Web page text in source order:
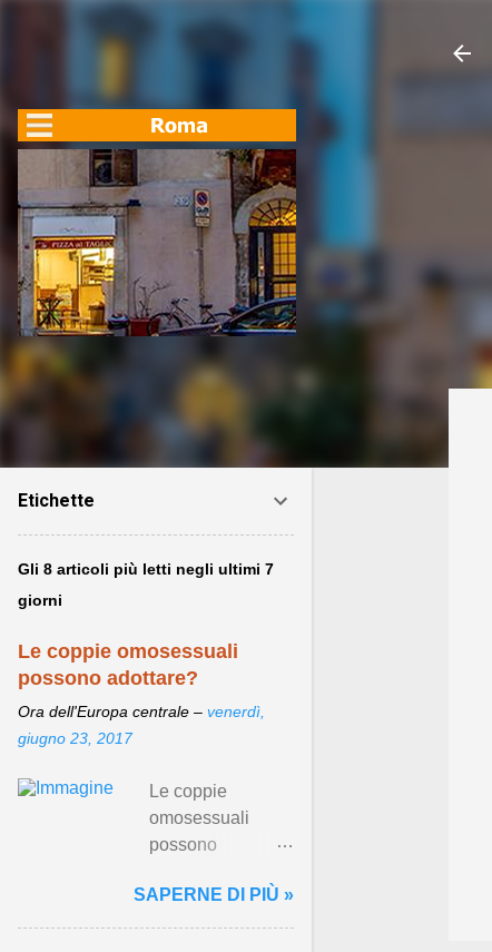
Etichette
Gli 8 articoli più letti negli ultimi 7
giorni
Le coppie omosessuali
possono adottare?
Ora dell'Europa centrale – venerdì,
giugno 23, 2017
Le coppie
omosessuali
possono
2016, come si sa,
ha regolamentato
SAPERNE DI PIÙ »